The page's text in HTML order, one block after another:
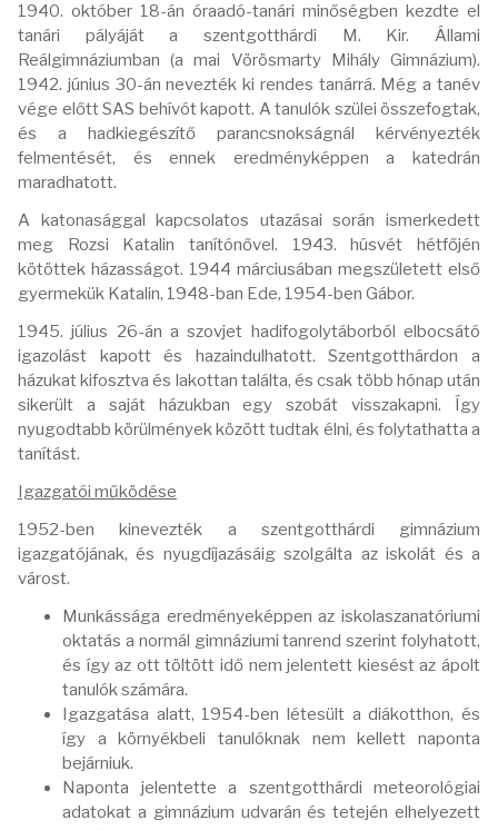
1940. október 18-án óraadó-tanári minőségben kezdte el
tanári pályáját a szentgotthárdi M. Kir. Állami
Reálgimnáziumban (a mai Vörösmarty Mihály Gimnázium).
1942. június 30-án nevezték ki rendes tanárrá. Még a tanév
vége előtt SAS behívót kapott. A tanulók szülei összefogtak,
és a hadkiegészítő parancsnokságnál kérvényezték
felmentését, és ennek eredményképpen a katedrán
maradhatott.
A katonasággal kapcsolatos utazásai során ismerkedett
meg Rozsi Katalin tanítónővel. 1943. húsvét hétfőjén
kötöttek házasságot. 1944 márciusában megszületett első
gyermekük Katalin, 1948-ban Ede, 1954-ben Gábor.
1945. július 26-án a szovjet hadifogolytáborból elbocsátó
igazolást kapott és hazaindulhatott. Szentgotthárdon a
házukat kifosztva és lakottan találta, és csak több hónap után
sikerült a saját házukban egy szobát visszakapni. Így
nyugodtabb körülmények között tudtak élni, és folytathatta a
tanítást.
Igazgatói működése
1952-ben kinevezték a szentgotthárdi gimnázium
igazgatójának, és nyugdíjazásáig szolgálta az iskolát és a
várost.
Munkássága eredményeképpen az iskolaszanatóriumi
oktatás a normál gimnáziumi tanrend szerint folyhatott,
és így az ott töltött idő nem jelentett kiesést az ápolt
tanulók számára.
Igazgatása alatt, 1954-ben létesült a diákotthon, és
így a környékbeli tanulóknak nem kellett naponta
bejárniuk.
Naponta jelentette a szentgotthárdi meteorológiai
adatokat a gimnázium udvarán és tetején elhelyezett